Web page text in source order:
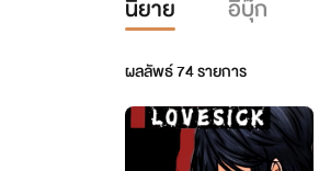
นิยาย อีบุ๊ก
ผลลัพธ์74รายการ